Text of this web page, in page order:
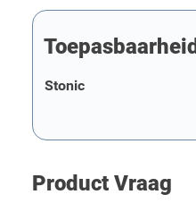
Toepasbaarheid
Stonic
Product Vraag